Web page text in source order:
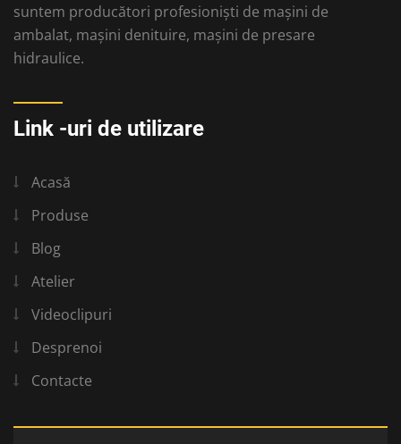
suntem producători profesioniști de mașini de
ambalat, mașini denituire, mașini de presare
hidraulice.
Link -uri de utilizare
Acasă
Produse
Blog
Atelier
Videoclipuri
Desprenoi
Contacte